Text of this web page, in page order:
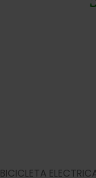
BICICLETA